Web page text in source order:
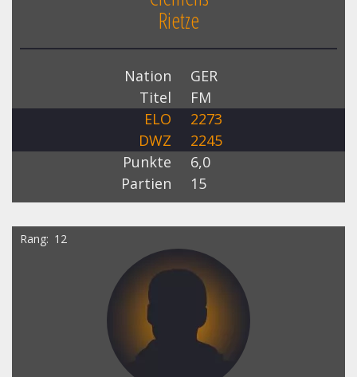
Rietze
Nation
GER
Titel
FM
ELO
2273
DWZ
2245
Punkte
6,0
Partien
15
Rang 12